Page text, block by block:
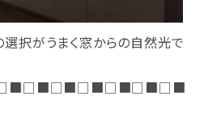
択がうまく窓からの自然光で